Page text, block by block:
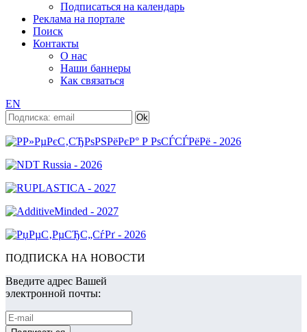
Подписаться на календарь
Реклама на портале
Поиск
Контакты
О нас
Наши баннеры
Как связаться
EN
ПОДПИСКА НА НОВОСТИ
Введите адрес Вашей
электронной почты: